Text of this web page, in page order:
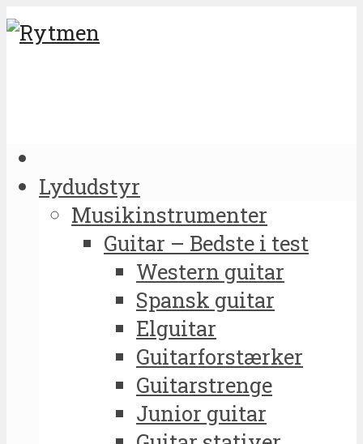
Lydudstyr
Musikinstrumenter
Guitar – Bedste i test
Western guitar
Spansk guitar
Elguitar
Guitarforstærker
Guitarstrenge
Junior guitar